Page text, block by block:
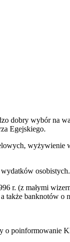
dobry wybór na
Egejskiego.
wyżywienie
r. (z małymi
banknotów o
o poinformowanie